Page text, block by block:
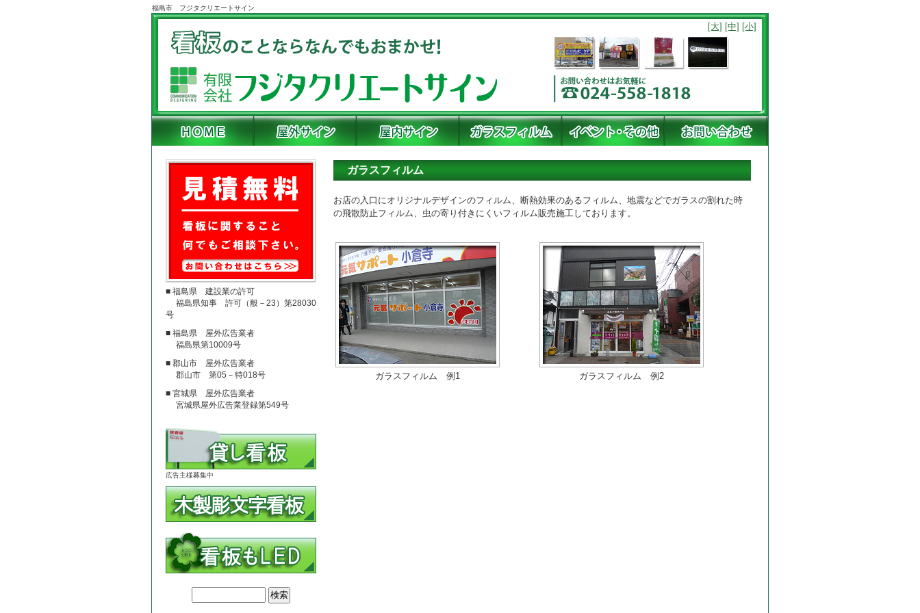
福島市 フジタクリエートサイン
[大] [中] [小]
■ 福島県 建設業の許可
福島県知事 許可（般－23）第28030
号
■ 福島県 屋外広告業者
福島県第10009号
■ 郡山市 屋外広告業者
郡山市 第05－特018号
■ 宮城県 屋外広告業者
宮城県屋外広告業登録第549号
広告主様募集中
ガラスフィルム
お店の入口にオリジナルデザインのフィルム、断熱効果のあるフィルム、地震などでガラスの割れた時
の飛散防止フィルム、虫の寄り付きにくいフィルム販売施工しております。
ガラスフィルム 例1 ガラスフィルム 例2